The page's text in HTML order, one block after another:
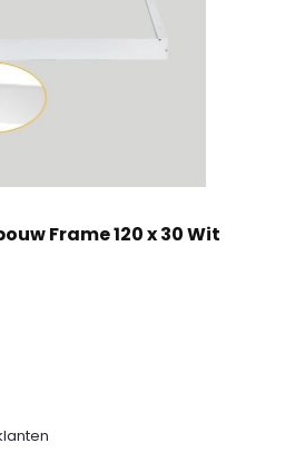
Frame 120 x 30 Wit